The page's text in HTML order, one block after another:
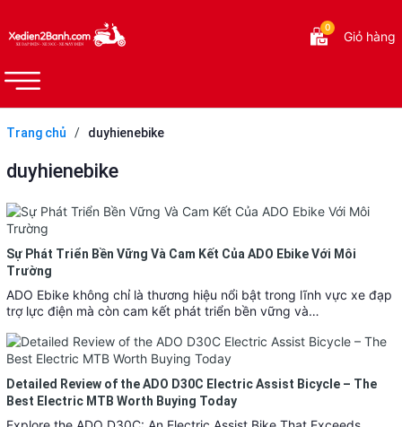
0
Giỏ hàng
Trang chủ / duyhienebike
duyhienebike
Sự Phát Triển Bền Vững Và Cam Kết Của ADO Ebike Với Môi
Trường
ADO Ebike không chỉ là thương hiệu nổi bật trong lĩnh vực xe đạp
trợ lực điện mà còn cam kết phát triển bền vững và…
Detailed Review of the ADO D30C Electric Assist Bicycle – The
Best Electric MTB Worth Buying Today